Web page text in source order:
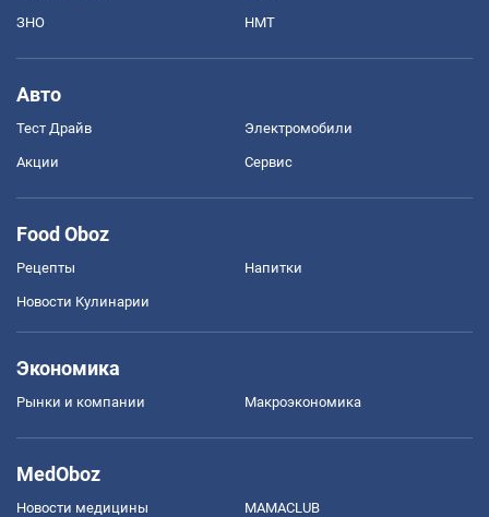
ЗНО НМТ
Авто
Тест Драйв Электромобили
Акции Сервис
Food Oboz
Рецепты Напитки
Новости Кулинарии
Экономика
Рынки и компании Mакроэкономика
MedOboz
Новости медицины MAMACLUB